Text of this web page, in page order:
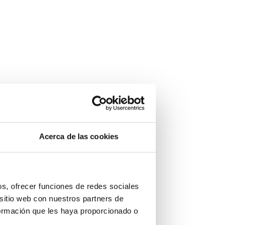
Acerca de las cookies
ofrecer funciones de redes sociales
web con nuestros partners de
que les haya proporcionado o